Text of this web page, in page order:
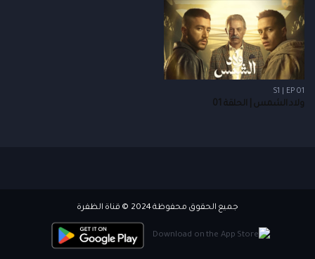
S1 | EP 01
ولاد الشمس | الحلقة 01
جميع الحقوق محفوظة 2024 © قناة الظفرة